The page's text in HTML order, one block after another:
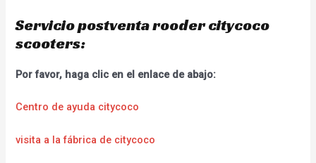
Servicio postventa rooder citycoco
scooters:
Por favor, haga clic en el enlace de abajo:
Centro de ayuda citycoco
visita a la fábrica de citycoco